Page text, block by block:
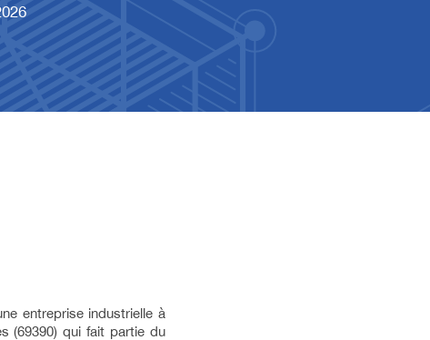
entreprise industrielle à
(69390) qui fait partie du